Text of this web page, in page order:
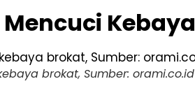
Mencuci
brokat, Sumber: orami.co.id